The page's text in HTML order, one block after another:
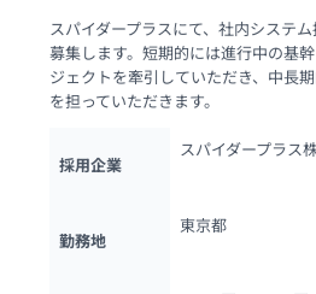
スパイダープラスにて、社内システ
募集します。短期的には進行中の基
ジェクトを牽引していただき、中長
を担っていただきます。
採用企業
スパイダープラス
勤務地
東京都